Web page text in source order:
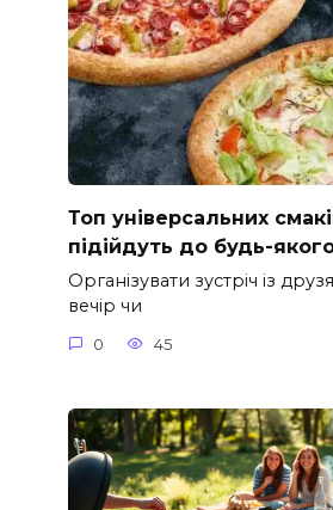
Топ універсальних
підійдуть до будь-
Організувати зустріч із
вечір чи
0 45